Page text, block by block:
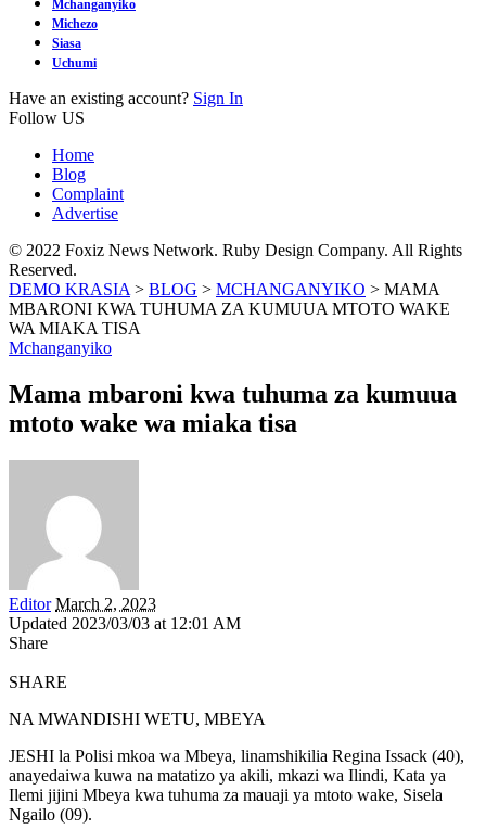
Mchanganyiko
Michezo
Siasa
Uchumi
Have an existing account? Sign In
Follow US
Home
Blog
Complaint
Advertise
© 2022 Foxiz News Network. Ruby Design Company. All Rights
Reserved.
DEMO KRASIA > BLOG > MCHANGANYIKO > MAMA
MBARONI KWA TUHUMA ZA KUMUUA MTOTO WAKE
WA MIAKA TISA
Mchanganyiko
Mama mbaroni kwa tuhuma za kumuua
mtoto wake wa miaka tisa
Editor March 2, 2023
Updated 2023/03/03 at 12:01 AM
Share
SHARE
NA MWANDISHI WETU, MBEYA
JESHI la Polisi mkoa wa Mbeya, linamshikilia Regina Issack (40),
anayedaiwa kuwa na matatizo ya akili, mkazi wa Ilindi, Kata ya
Ilemi jijini Mbeya kwa tuhuma za mauaji ya mtoto wake, Sisela
Ngailo (09).